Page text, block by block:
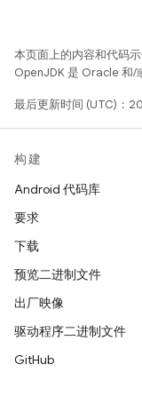
本页面上的内容和代码
OpenJDK 是 Oracle 和/
最后更新时间 (UTC)：
构建
Android 代码库
要求
下载
预览二进制文件
出厂映像
驱动程序二进制文件
GitHub